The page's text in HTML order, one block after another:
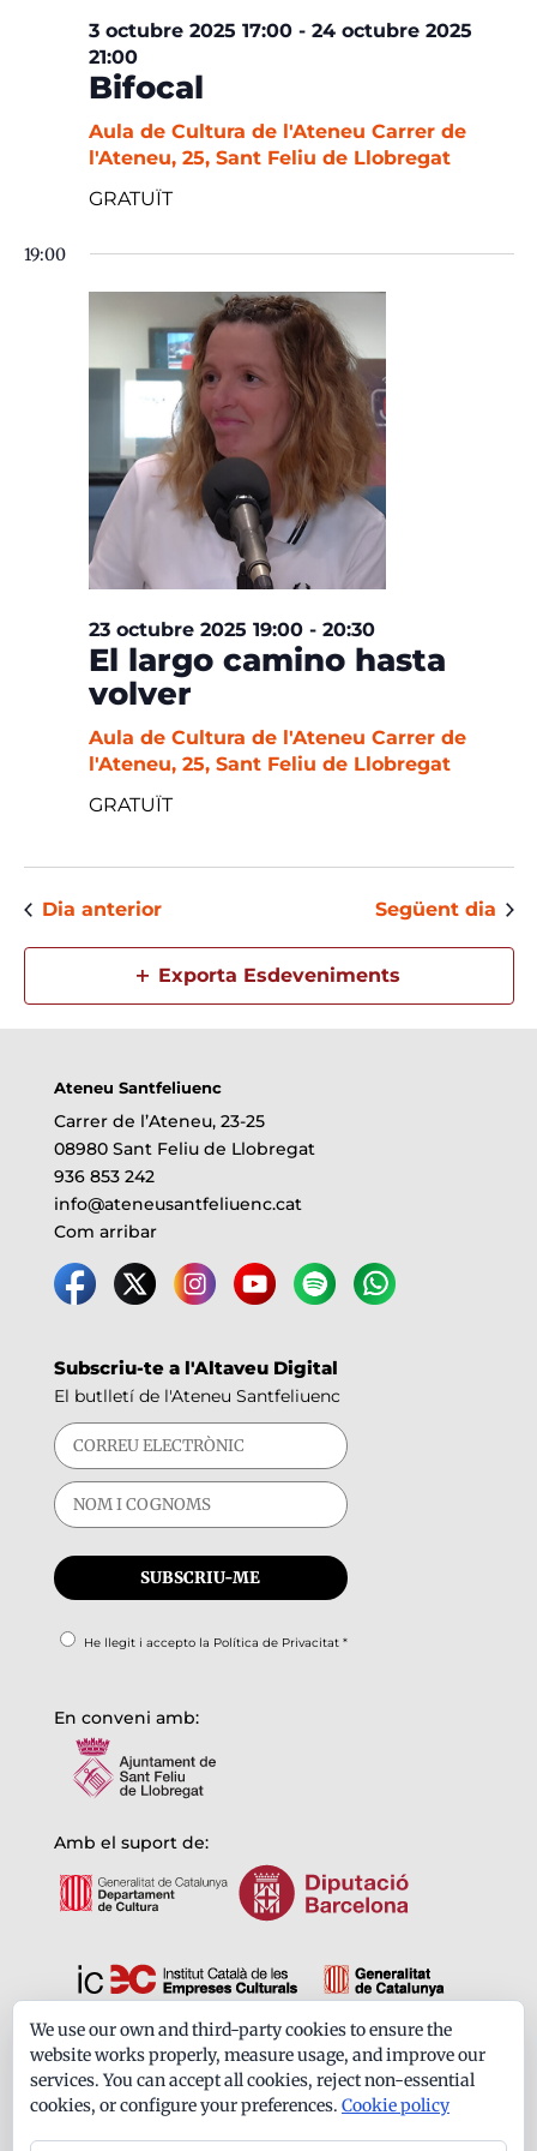
Bifocal
3 octubre 2025 17:00- 24 octubre 2025
21:00
Aula de Cultura de l'Ateneu Carrer de
l'Ateneu, 25, Sant Feliu de Llobregat
GRATUÏT
19:00
El largo camino hasta
volver
23 octubre 2025 19:00- 20:30
Aula de Cultura de l'Ateneu Carrer de
l'Ateneu, 25, Sant Feliu de Llobregat
GRATUÏT
Dia anterior Següent dia
Exporta Esdeveniments
Ateneu Santfeliuenc
Carrer de l’Ateneu, 23-25
08980 Sant Feliu de Llobregat
936 853 242
info@ateneusantfeliuenc.cat
Com arribar
Subscriu-te a l'Altaveu Digital
El butlletí de l'Ateneu Santfeliuenc
He llegit i accepto la Política de Privacitat*
En conveni amb:
Amb el suport de:
Formem part de:
We use our own and third-party cookies to ensure the
website works properly, measure usage, and improve our
services. You can accept all cookies, reject non-essential
cookies, or configure your preferences. Cookie policy